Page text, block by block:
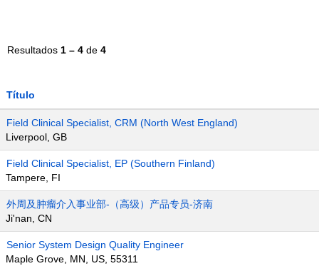
Resultados 1 – 4 de 4
Título
Field Clinical Specialist, CRM (North West England)
Liverpool, GB
Field Clinical Specialist, EP (Southern Finland)
Tampere, FI
外周及肿瘤介入事业部-（高级）产品专员-济南
Ji'nan, CN
Senior System Design Quality Engineer
Maple Grove, MN, US, 55311